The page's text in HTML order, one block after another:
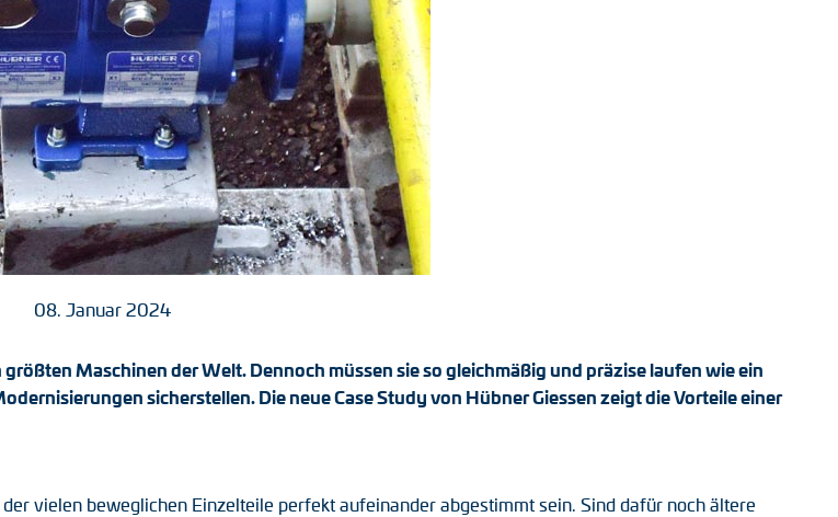
08. Januar 2024
Maschinen der Welt. Dennoch müssen sie so gleichmäßig und präzise laufen wie ein
sicherstellen. Die neue Case Study von Hübner Giessen zeigt die Vorteile einer
vielen beweglichen Einzelteile perfekt aufeinander abgestimmt sein. Sind dafür noch ältere